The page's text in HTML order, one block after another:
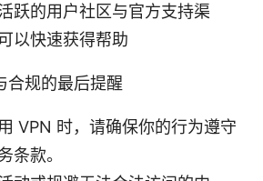
跃的用户社区与官方支持渠
以快速获得帮助
合规的最后提醒
VPN 时，请确保你的行为遵守
条款。